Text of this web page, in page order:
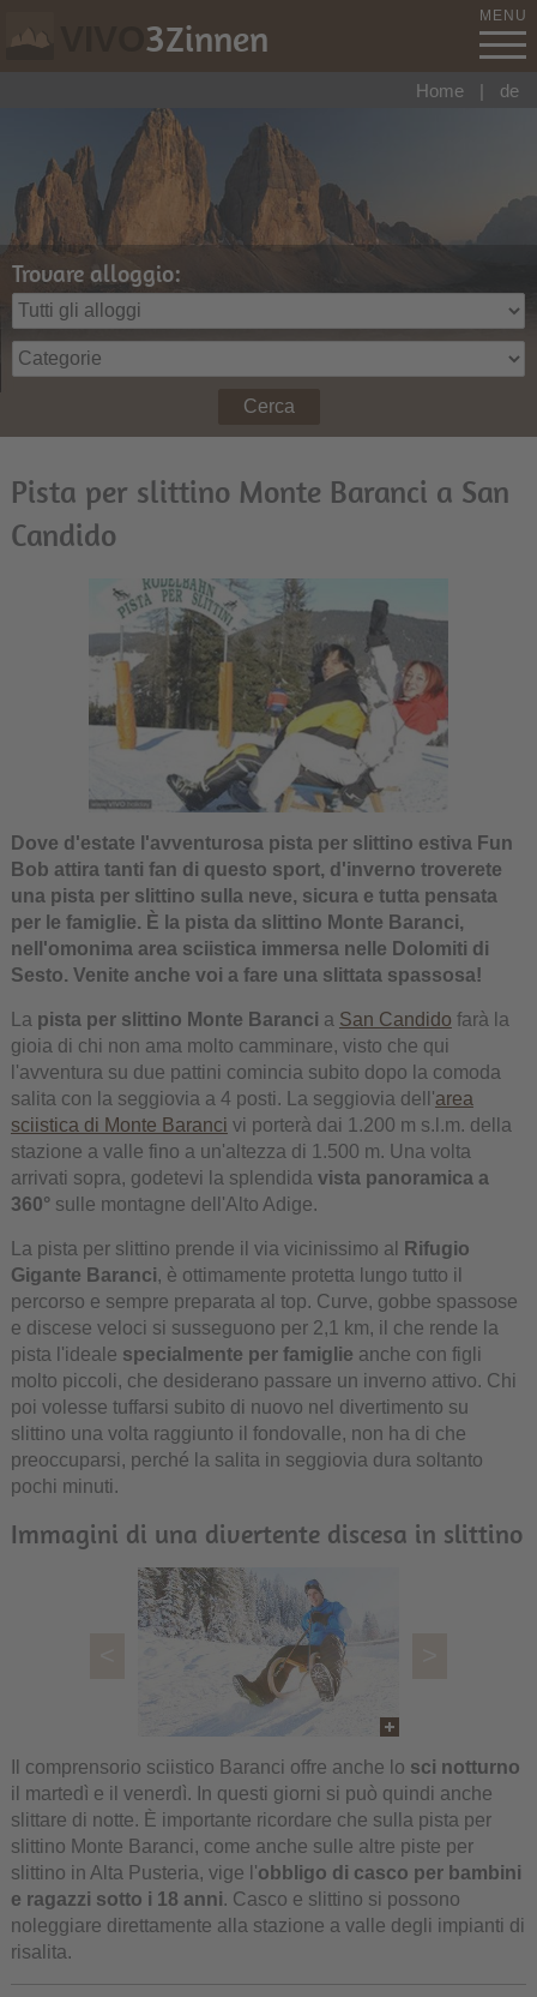
3Zinnen MENU
Trovare alloggio:
Cerca
Home | de
Pista per slittino Monte Baranci a San
Candido
Dove d'estate l'avventurosa pista per slittino estiva Fun
Bob attira tanti fan di questo sport, d'inverno troverete
una pista per slittino sulla neve, sicura e tutta pensata
per le famiglie. È la pista da slittino Monte Baranci,
nell'omonima area sciistica immersa nelle Dolomiti di
Sesto. Venite anche voi a fare una slittata spassosa!
La pista per slittino Monte Baranci a San Candido farà la
gioia di chi non ama molto camminare, visto che qui
l'avventura su due pattini comincia subito dopo la comoda
salita con la seggiovia a 4 posti. La seggiovia dell'area
sciistica di Monte Baranci vi porterà dai 1.200 m s.l.m. della
stazione a valle fino a un'altezza di 1.500 m. Una volta
arrivati sopra, godetevi la splendida vista panoramica a
360°sulle montagne dell'Alto Adige.
La pista per slittino prende il via vicinissimo al
Rifugio
Gigante Baranci, è ottimamente protetta lungo tutto il
percorso e sempre preparata al top. Curve, gobbe spassose
e discese veloci si susseguono per 2,1 km, il che rende la
pista l'ideale specialmente per famiglie anche con figli
molto piccoli, che desiderano passare un inverno attivo. Chi
poi volesse tuffarsi subito di nuovo nel divertimento su
slittino una volta raggiunto il fondovalle, non ha di che
preoccuparsi, perché la salita in seggiovia dura soltanto
pochi minuti.
Immagini di una divertente discesa in slittino
Il comprensorio sciistico Baranci offre anche lo sci notturno
il martedì e il venerdì. In questi giorni si può quindi anche
slittare di notte. È importante ricordare che sulla pista per
slittino Monte Baranci, come anche sulle altre piste per
slittino in Alta Pusteria, vige l'obbligo di casco per bambini
e ragazzi sotto i 18 anni. Casco e slittino si possono
noleggiare direttamente alla stazione a valle degli impianti di
risalita.